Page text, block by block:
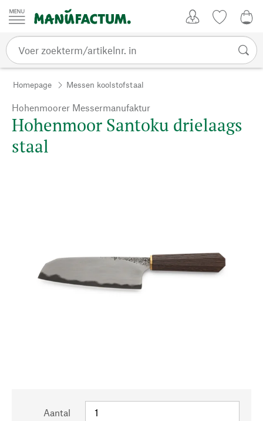
Passer au contenu
Homepage Messen koolstofstaal
Hohenmoorer Messermanufaktur
Hohenmoor Santoku drielaags
staal
Aantal